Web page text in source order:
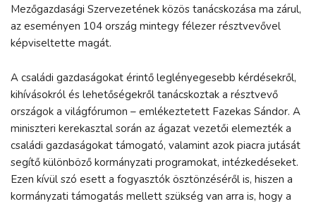
Mezőgazdasági Szervezetének közös tanácskozása ma zárul,
az eseményen 104 ország mintegy félezer résztvevővel
képviseltette magát.
A családi gazdaságokat érintő leglényegesebb kérdésekről,
kihívásokról és lehetőségekről tanácskoztak a résztvevő
országok a világfórumon – emlékeztetett Fazekas Sándor. A
miniszteri kerekasztal során az ágazat vezetői elemezték a
családi gazdaságokat támogató, valamint azok piacra jutását
segítő különböző kormányzati programokat, intézkedéseket.
Ezen kívül szó esett a fogyasztók ösztönzéséről is, hiszen a
kormányzati támogatás mellett szükség van arra is, hogy a